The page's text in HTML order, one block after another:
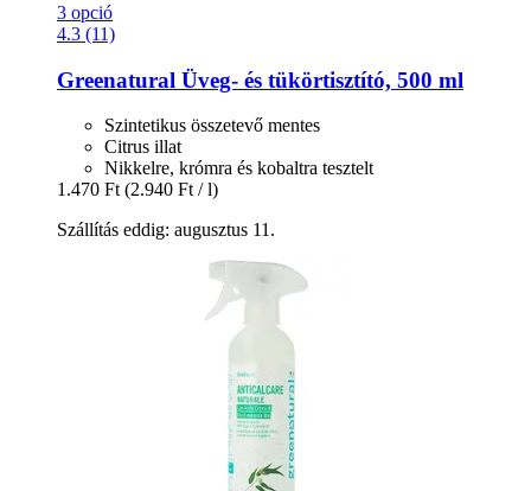
3 opció
4.3 (11)
Greenatural Üveg-​ és tükörtisztító, 500 ml
Szintetikus összetevő mentes
Citrus illat
Nikkelre, krómra és kobaltra tesztelt
1.470 Ft (2.940 Ft / l)
Szállítás eddig: augusztus 11.